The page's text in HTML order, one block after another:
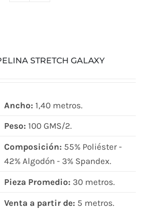
STRETCH GALAXY
Ancho: 1,40 metros.
Peso: 100 GMS/2.
Composición: 55% Poliéster -
42% Algodón - 3% Spandex.
Pieza Promedio: 30 metros.
Venta a partir de: 5 metros.